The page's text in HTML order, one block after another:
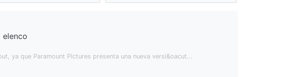
elenco
ya que Paramount Pictures presenta una nueva versi&oacut...